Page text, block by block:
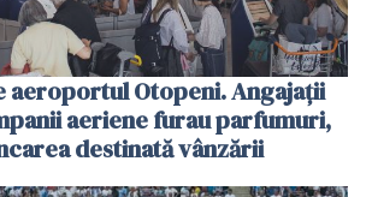
aeroportul Otopeni. Angajații
aeriene furau parfumuri,
destinată vânzării